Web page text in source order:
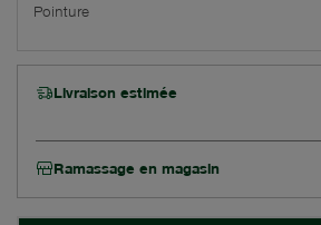
Pointure
Livraison estimée
Ramassage en magasin